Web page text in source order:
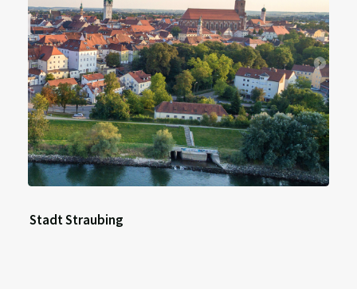
Stadt Straubing